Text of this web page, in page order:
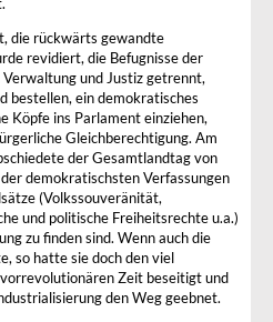
die rückwärts gewandte
revidiert, die Befugnisse der
und Justiz getrennt,
bestellen, ein demokratisches
Köpfe ins Parlament einziehen,
Gleichberechtigung. Am
der Gesamtlandtag von
demokratischsten Verfassungen
(Volkssouveränität,
und politische Freiheitsrechte u.a.)
zu finden sind. Wenn auch die
so hatte sie doch den viel
Zeit beseitigt und
den Weg geebnet.